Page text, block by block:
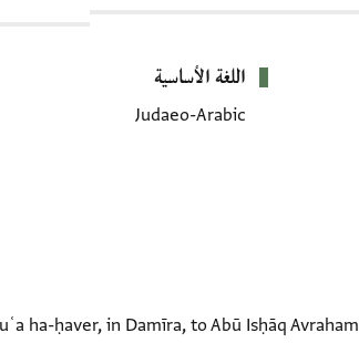
اللغة الأساسية
Judaeo-Arabic
ha-ḥaver, in Damīra, to Abū Isḥāq